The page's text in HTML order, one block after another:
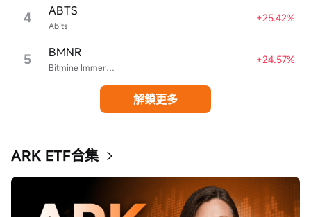
4 Abits
ABTS +25.42%
5 Bitmine Immersion Technologies
BMNR +24.57%
解鎖更多
ARK ETF合集